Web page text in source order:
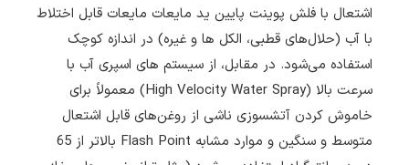
اشتعال با فلش پوینت پایین ید مایعات مایعات قابل اختلاط
با آب (حلال‌های قطبی، الکل ها و غیره) در اندازه کوچک
استفاده می‌شود. در مقابل، از سیستم های اسپری آب با
سرعت بالا (High Velocity Water Spray) معمولاً برای
خاموش کردن آتشسوزی ناشی از روغن‌های قابل اشتعال
متوسط و سنگین و موارد مشابه Flash Point بالاتر از 65